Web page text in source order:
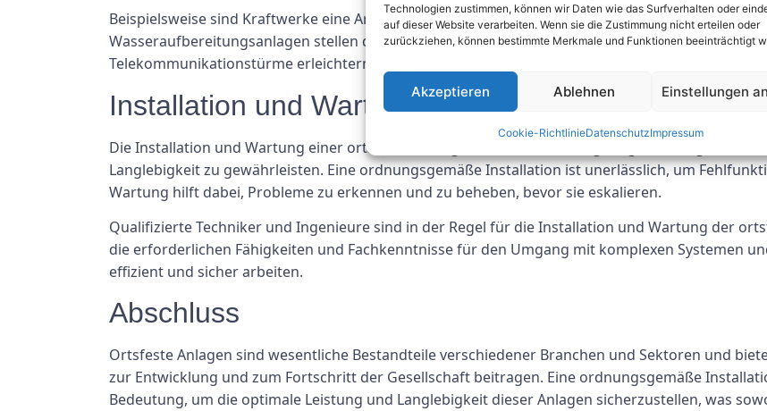
Technologien zustimmen, können wir Daten wie das Surfverhalten oder
auf dieser Website verarbeiten. Wenn sie die Zustimmung nicht erteilen oder
zurückziehen, können bestimmte Merkmale und Funktionen beeinträchtigt
Akzeptieren Ablehnen Einstellungen
Cookie-RichtlinieDatenschutzImpressum
Beispielsweise sind Kraftwerke eine Art lokale Anlage, die Strom für private, gewerbliche und
Wasseraufbereitungsanlagen stellen die Versorgung der Bevölkerung mit sauberem und
Telekommunikationstürme erleichtern die Kommunikation und Konnektivität zwischen
Installation und Wartung
Die Installation und Wartung einer ortsfesten Anlage erfordert eine sorgfältige Planung und
Langlebigkeit zu gewährleisten. Eine ordnungsgemäße Installation ist unerlässlich, um
Wartung hilft dabei, Probleme zu erkennen und zu beheben, bevor sie eskalieren.
Qualifizierte Techniker und Ingenieure sind in der Regel für die Installation und Wartung der
die erforderlichen Fähigkeiten und Fachkenntnisse für den Umgang mit komplexen Systemen
effizient und sicher arbeiten.
Abschluss
Ortsfeste Anlagen sind wesentliche Bestandteile verschiedener Branchen und Sektoren und
zur Entwicklung und zum Fortschritt der Gesellschaft beitragen. Eine ordnungsgemäße
Bedeutung, um die optimale Leistung und Langlebigkeit dieser Anlagen sicherzustellen, was